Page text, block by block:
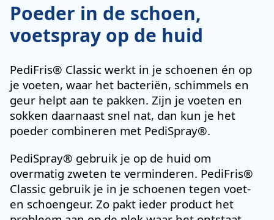
Poeder in de schoen,
voetspray op de huid
PediFris® Classic werkt in je schoenen én op
je voeten, waar het bacteriën, schimmels en
geur helpt aan te pakken. Zijn je voeten en
sokken daarnaast snel nat, dan kun je het
poeder combineren met PediSpray®.
PediSpray® gebruik je op de huid om
overmatig zweten te verminderen. PediFris®
Classic gebruik je in je schoenen tegen voet-
en schoengeur. Zo pakt ieder product het